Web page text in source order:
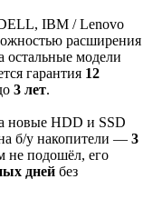
IBM / Lenovo
расширения
модели
гарантия 12
3 лет.
новые HDD и SSD
б/у накопители — 3
не подошёл, его
дней без